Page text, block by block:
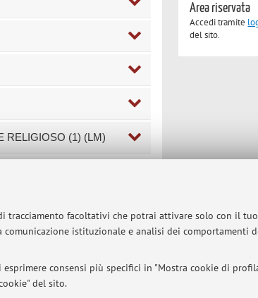
tracciamento facoltativi che potrai attivare solo con il
istituzionale e analisi dei comportamenti
consensi più specifici in "Mostra cookie di
del sito.
RELIGIOSO (1) (LM)
Area riservata
Accedi tramite
del sito.
IVA: 01131710376